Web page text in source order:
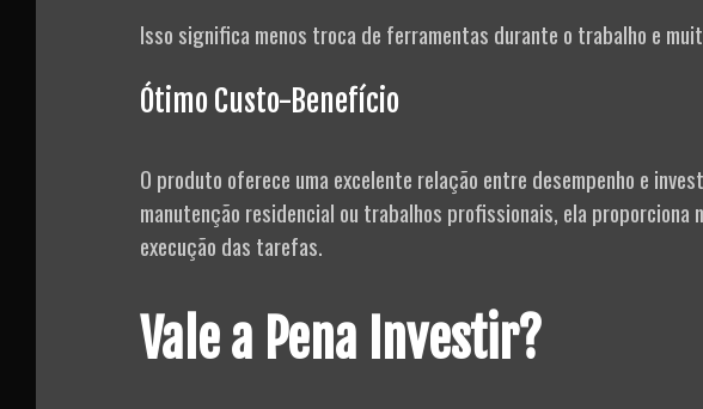
Isso significa menos troca de ferramentas durante o trabalho e
Ótimo Custo-Benefício
O produto oferece uma excelente relação entre desempenho e
manutenção residencial ou trabalhos profissionais, ela
execução das tarefas.
Vale a Pena Investir?